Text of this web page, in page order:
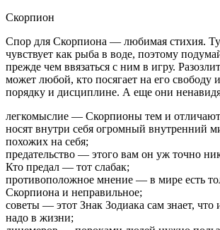
Скорпион
Спор для Скорпиона — любимая стихия.
чувствует как рыба в воде, поэтому
прежде чем ввязаться с ним в игру.
может любой, кто посягает на его свободу
порядку и дисциплине. А еще они
легкомыслие — Скорпионы тем и
носят внутри себя огромный внутренний
похожих на себя;
предательство — этого вам он уж точно
Кто предал — тот слабак;
противоположное мнение — в мире есть
Скорпиона и неправильное;
советы — этот Знак Зодиака сам знает, что
надо в жизни;